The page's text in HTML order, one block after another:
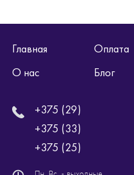
Главная Оплата
О нас
Блог
+375 (29)
+375 (33)
+375 (25)